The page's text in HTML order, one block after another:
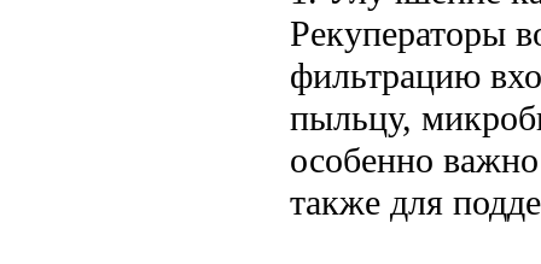
Рекуператоры
фильтрацию
пыльцу,
особенно
также для